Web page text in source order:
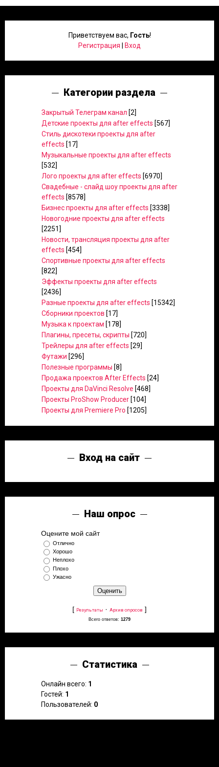
Приветствуем вас, Гость!
Регистрация
Вход
Категории раздела
Закрытый Телеграм канал [2]
Детские проекты для after effects [567]
Стиль дискотеки проекты для after
effects [17]
Музыкальные проекты для after effects
[532]
Лого проекты для after effects [6970]
Свадебные - слайд шоу проекты для after
effects [8578]
Бизнес проекты для after effects [3338]
Новогодние проекты для after effects
[2251]
Новости, трансляция проекты для after
effects [454]
Спортивные проекты для after effects
[822]
Эффекты проекты для after effects
[2436]
Разные проекты для after effects [15342]
Сборники проектов [17]
Музыка к проектам [178]
Плагины, пресеты, скрипты [720]
Трейлеры для after effects [29]
Футажи [296]
Полезные программы [8]
Продажа проектов After Effects [24]
Проекты для DaVinci Resolve [468]
Проекты ProShow Producer [104]
Проекты для Premiere Pro [1205]
Вход на сайт
Наш опрос
Оцените мой сайт
Отлично
Хорошо
Неплохо
Плохо
Ужасно
[ Результаты · Архив опросов ]
Всего ответов: 1279
Статистика
Онлайн всего: 1
Гостей: 1
Пользователей: 0